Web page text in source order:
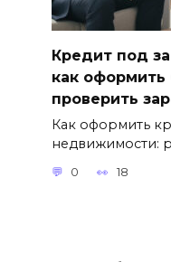
Кредит под
как оформить
проверить
Как оформить
недвижимости:
0 18